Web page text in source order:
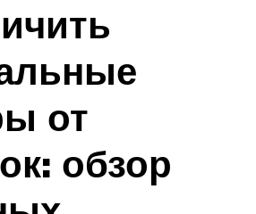
от
обзор